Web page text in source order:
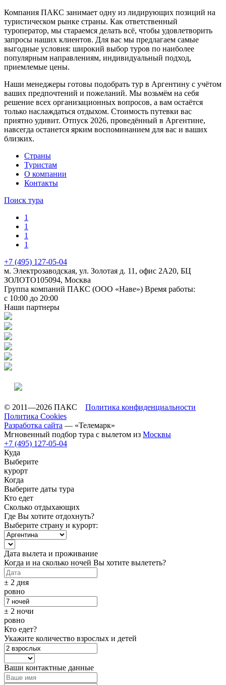
Компания ПАКС занимает одну из лидирующих позиций на
туристическом рынке страны. Как ответственный
туроператор, мы стараемся делать всё, чтобы удовлетворить
запросы наших клиентов. Для вас мы предлагаем самые
выгодные условия: широкий выбор туров по наиболее
популярным направлениям, индивидуальный подход,
приемлемые цены.
Наши менеджеры готовы подобрать тур в Аргентину с учётом
ваших предпочтений и пожеланий. Мы возьмём на себя
решение всех организационных вопросов, а вам остаётся
только наслаждаться отдыхом. Стоимость путевки вас
приятно удивит. Отпуск 2026, проведённый в Аргентине,
навсегда останется ярким воспоминанием для вас и ваших
близких.
Cтраны
Туристам
О компании
Контакты
Поиск тура
1
1
1
1
+7 (495) 127-05-04
м. Электрозаводская, ул. Золотая д. 11, офис 2А20, БЦ
ЗОЛОТО105094, Москва
Группа компаний ПАКС (ООО «Наве») Время работы:
с 10:00 до 20:00
Наши партнеры
© 2011—2026 ПАКС Политика конфиденциальности
Политика Cookies
Разработка сайта — «Телемарк»
Мгновенный подбор тура с вылетом из Москвы
+7 (495) 127-05-04
Куда
Выберите
курорт
Когда
Выберите даты тура
Кто едет
Сколько отдыхающих
Где Вы хотите отдохнуть?
Выберите страну и курорт:
Дата вылета и проживание
Когда и на сколько ночей Вы хотите вылететь?
± 2 дня
ровно
± 2 ночи
ровно
Кто едет?
Укажите количество взрослых и детей
Ваши контактные данные